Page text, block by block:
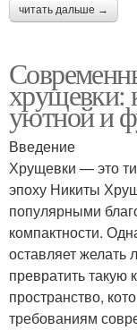
читать дальше →
хрущевки:
уютной и
Введение
Хрущевки — это
эпоху Никиты
популярными
компактности.
оставляет
превратить такую
пространство,
требованиям